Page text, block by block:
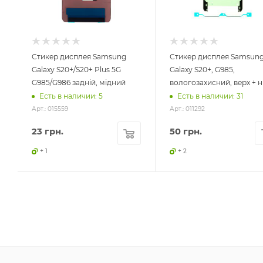
Стикер дисплея Samsung
Galaxy S20+/S20+ Plus 5G
G985/G986 задній, мідний
Есть в наличии: 5
Арт.: 015559
23 грн.
+ 1
Стикер дисплея
Galaxy S20+, G985,
вологозахисний, верх +
Есть в наличии: 31
Арт.: 011292
50грн.
+ 2